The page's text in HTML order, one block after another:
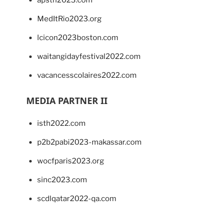
MedItRio2023.org
lcicon2023boston.com
waitangidayfestival2022.com
vacancesscolaires2022.com
MEDIA PARTNER II
isth2022.com
p2b2pabi2023-makassar.com
wocfparis2023.org
sinc2023.com
scdlqatar2022-qa.com